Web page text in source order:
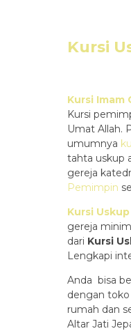
Kursi
Kursi Imam
Kursi
Umat Allah.
umumnya
tahta uskup
gereja
Pemimpin
Kursi
gereja
dari Kursi
Lengkapi
Anda bisa
dengan
rumah dan
Altar Jati